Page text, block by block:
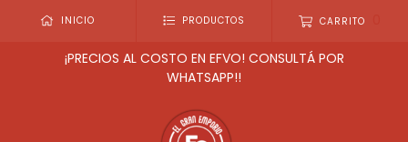
INICIO PRODUCTOS CARRITO
¡PRECIOS AL COSTO EN EFVO! CONSULTÁ POR
WHATSAPP!!